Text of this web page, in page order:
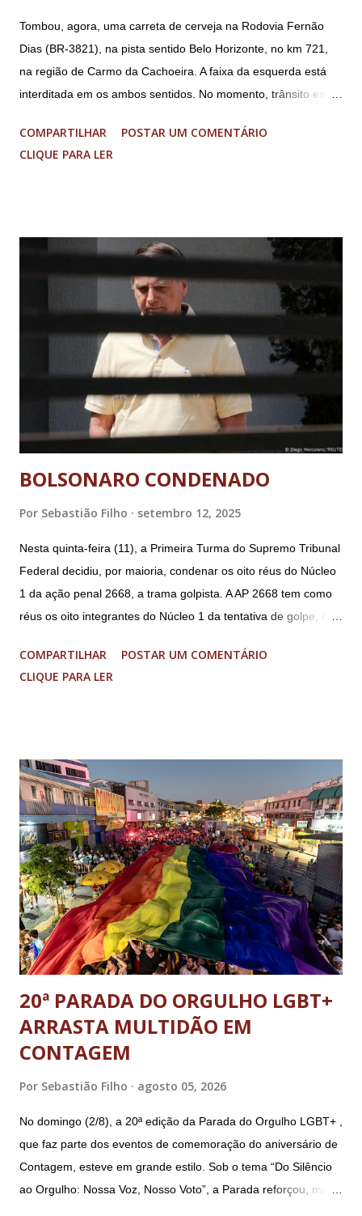
Tombou, agora, uma carreta de cerveja na Rodovia Fernão
Dias (BR-3821), na pista sentido Belo Horizonte, no km 721,
na região de Carmo da Cachoeira. A faixa da esquerda está
interditada em os ambos sentidos. No momento, trânsito está
Imagens @transitofernaodias *Por Sebastião Filho
COMPARTILHAR
POSTAR UM COMENTÁRIO
CLIQUE PARA LER
BOLSONARO CONDENADO
Por Sebastião Filho setembro 12, 2025
Nesta quinta-feira (11), a Primeira Turma do Supremo Tribunal
Federal decidiu, por maioria, condenar os oito réus do Núcleo
1 da ação penal 2668, a trama golpista. A AP 2668 tem como
réus os oito integrantes do Núcleo 1 da tentativa de golpe, ou
(PGR): o deputado federal Alexandre Ramagem, ex-diretor da
Agência Brasileira de Inteligência (Abin); o almirante Almir
Segurança Institucional (GSI); o tenente-coronel Mauro Cid,
ex-ajudante de ordens de Bolsonaro (réu-colaborador); o ex-
presidente da República Jair Bolsonaro; o general Paulo
Sérgio Nogueira, ex-ministro da Defesa; e o general da
reserva Walter Braga Netto, ex-ministro da Casa Civil e da
Defesa. A acusação envolveu os crimes de tentativa de
abolição violenta do Estado Democrático de Direito, golpe de
E...
COMPARTILHAR
POSTAR UM COMENTÁRIO
CLIQUE PARA LER
20ª PARADA DO ORGULHO LGBT+
ARRASTA MULTIDÃO EM
CONTAGEM
Por Sebastião Filho agosto 05, 2026
No domingo (2/8), a 20ª edição da Parada do Orgulho LGBT+ ,
que faz parte dos eventos de comemoração do aniversário de
Contagem, esteve em grande estilo. Sob o tema “Do Silêncio
ao Orgulho: Nossa Voz, Nosso Voto”, a Parada reforçou, mais